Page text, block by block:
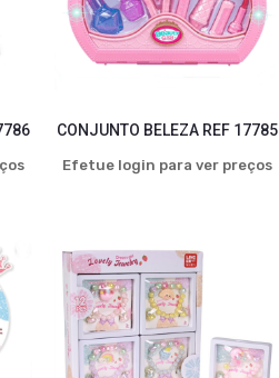
CONJUNTO BELEZA REF 17785
Efetue login para ver preços